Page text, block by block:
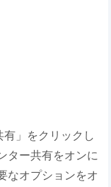
」をクリックし
ター共有をオンに
なオプションをオ